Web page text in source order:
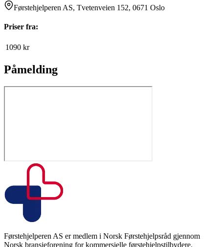
Førstehjelperen AS, Tvetenveien 152, 0671 Oslo
Priser fra:
1090 kr
Påmelding
Førstehjelperen AS er medlem i Norsk Førstehjelpsråd gjennom
Norsk bransjeforening for kommersielle førstehjelpstilbydere.